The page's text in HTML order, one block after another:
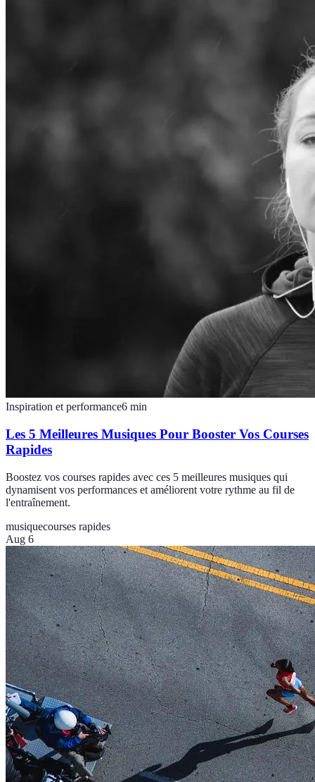
Inspiration et performance6 min
Les 5 Meilleures Musiques Pour Booster Vos Courses
Rapides
Boostez vos courses rapides avec ces 5 meilleures musiques qui
dynamisent vos performances et améliorent votre rythme au fil de
l'entraînement.
musiquecourses rapides
Aug 6